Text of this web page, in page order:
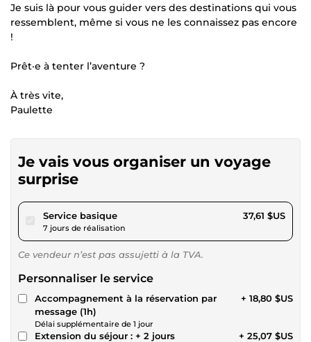
Je suis là pour vous guider vers des destinations qui vous
ressemblent, même si vous ne les connaissez pas encore
!
Prêt·e à tenter l’aventure ?
À très vite,
Paulette
Je vais vous organiser un voyage
surprise
Service basiquepour 34,67 $US
7 jours de réalisation
37,61 $US
Ce vendeur n’est pas assujetti à la TVA.
Personnaliser le service
Accompagnement à la réservation par
message (1h)
Délai supplémentaire de 1 jour
+ 18,80 $US
Extension du séjour : + 2 jours + 25,07 $US